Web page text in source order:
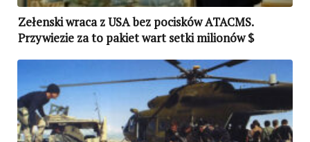
Zełenski wraca z USA bez pocisków ATACMS.
Przywiezie za to pakiet wart setki milionów $